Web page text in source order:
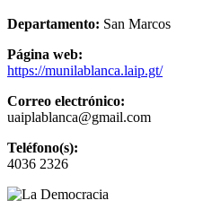
Departamento: San Marcos
Página web:
https://munilablanca.laip.gt/
Correo electrónico:
uaiplablanca@gmail.com
Teléfono(s):
4036 2326